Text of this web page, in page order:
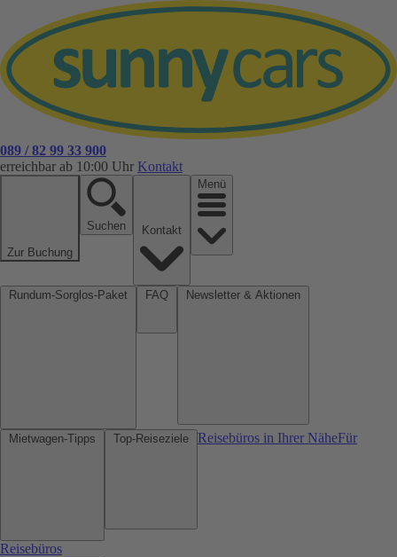
089 / 82 99 33 900
erreichbar ab 10:00 Uhr Kontakt
Zur Buchung
Suchen
Menü
Reisebüros in Ihrer NäheFür
Reisebüros